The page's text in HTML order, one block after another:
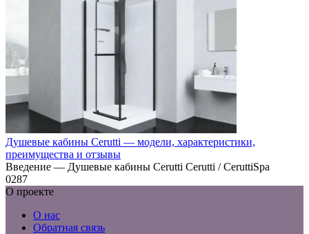
Душевые кабины Cerutti — модели, характеристики,
преимущества и отзывы
Введение — Душевые кабины Cerutti Cerutti / CeruttiSpa
0287
О проекте
О нас
Обратная связь